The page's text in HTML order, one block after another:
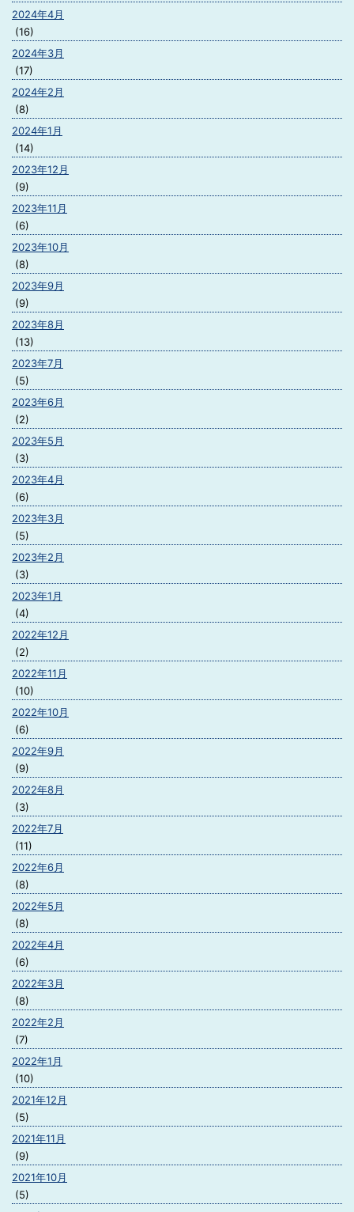
2024年4月
(16)
2024年3月
(17)
2024年2月
(8)
2024年1月
(14)
2023年12月
(9)
2023年11月
(6)
2023年10月
(8)
2023年9月
(9)
2023年8月
(13)
2023年7月
(5)
2023年6月
(2)
2023年5月
(3)
2023年4月
(6)
2023年3月
(5)
2023年2月
(3)
2023年1月
(4)
2022年12月
(2)
2022年11月
(10)
2022年10月
(6)
2022年9月
(9)
2022年8月
(3)
2022年7月
(11)
2022年6月
(8)
2022年5月
(8)
2022年4月
(6)
2022年3月
(8)
2022年2月
(7)
2022年1月
(10)
2021年12月
(5)
2021年11月
(9)
2021年10月
(5)